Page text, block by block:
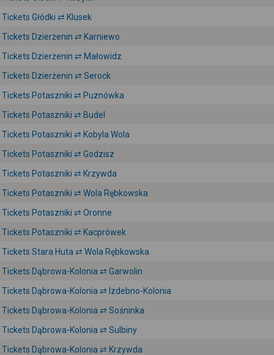
Tickets Głódki ⇄ Klusek
Tickets Dzierżenin ⇄ Karniewo
Tickets Dzierżenin ⇄ Małowidz
Tickets Dzierżenin ⇄ Serock
Tickets Potaszniki ⇄ Puznówka
Tickets Potaszniki ⇄ Budel
Tickets Potaszniki ⇄ Kobyla Wola
Tickets Potaszniki ⇄ Godzisz
Tickets Potaszniki ⇄ Krzywda
Tickets Potaszniki ⇄ Wola Rębkowska
Tickets Potaszniki ⇄ Oronne
Tickets Potaszniki ⇄ Kacprówek
Tickets Stara Huta ⇄ Wola Rębkowska
Tickets Dąbrowa-Kolonia ⇄ Garwolin
Tickets Dąbrowa-Kolonia ⇄ Izdebno-Kolonia
Tickets Dąbrowa-Kolonia ⇄ Sośninka
Tickets Dąbrowa-Kolonia ⇄ Sulbiny
Tickets Dąbrowa-Kolonia ⇄ Krzywda